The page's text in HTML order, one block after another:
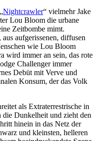
Nightcrawler“ vielmehr Jake
Lou Bloom die urbane
Zeitbombe mimt.
aufgerissenen, diffusen
wie Lou Bloom
wird immer an sein, das rote
Challenger immer
Debüt mit Verve und
Konsum, der das Volk
als Extraterrestrische in
die Dunkelheit und zieht den
hinein in das Netz der
und kleinsten, helleren